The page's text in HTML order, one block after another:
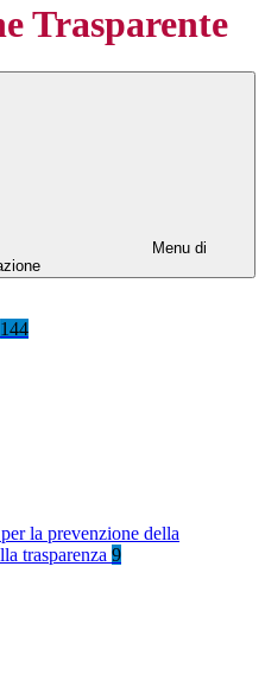
Trasparente
Menu di
144
la prevenzione della
trasparenza 9